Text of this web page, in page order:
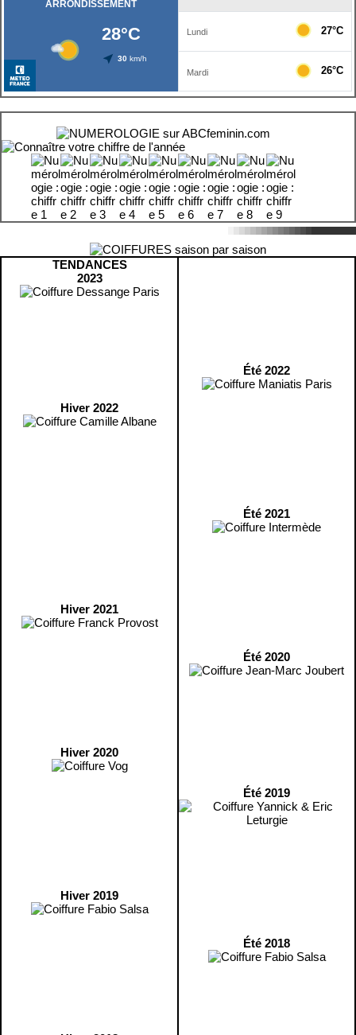
TENDANCES
2023
Hiver 2022
Hiver 2021
Hiver 2020
Hiver 2019
Été 2022
Été 2021
Été 2020
Été 2019
Été 2018